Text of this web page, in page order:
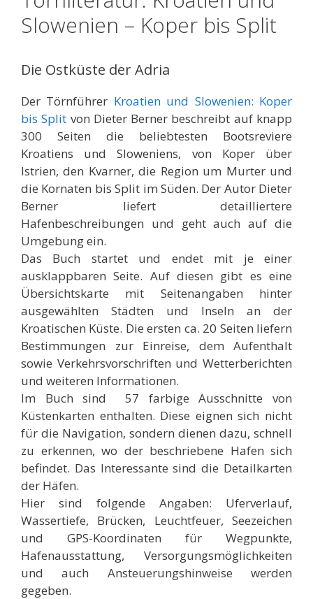
Slowenien – Koper bis Split
Die Ostküste der Adria
Der Törnführer Kroatien und Slowenien: Koper
bis Split von Dieter Berner beschreibt auf knapp
300 Seiten die beliebtesten Bootsreviere
Kroatiens und Sloweniens, von Koper über
Istrien, den Kvarner, die Region um Murter und
die Kornaten bis Split im Süden. Der Autor Dieter
Berner liefert detailliertere
Hafenbeschreibungen und geht auch auf die
Umgebung ein.
Das Buch startet und endet mit je einer
ausklappbaren Seite. Auf diesen gibt es eine
Übersichtskarte mit Seitenangaben hinter
ausgewählten Städten und Inseln an der
Kroatischen Küste. Die ersten ca. 20 Seiten liefern
Bestimmungen zur Einreise, dem Aufenthalt
sowie Verkehrsvorschriften und Wetterberichten
und weiteren Informationen.
Im Buch sind 57 farbige Ausschnitte von
Küstenkarten enthalten. Diese eignen sich nicht
für die Navigation, sondern dienen dazu, schnell
zu erkennen, wo der beschriebene Hafen sich
befindet. Das Interessante sind die Detailkarten
der Häfen.
Hier sind folgende Angaben: Uferverlauf,
Wassertiefe, Brücken, Leuchtfeuer, Seezeichen
und GPS-Koordinaten für Wegpunkte,
Hafenausstattung, Versorgungsmöglichkeiten
und auch Ansteuerungshinweise werden
gegeben.